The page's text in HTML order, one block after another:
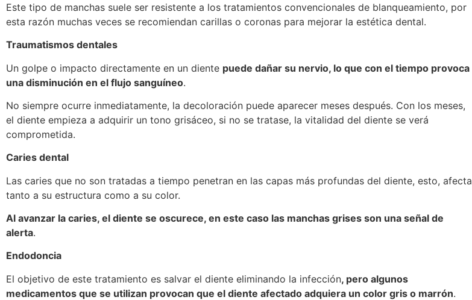
Este tipo de manchas suele ser resistente a los tratamientos convencionales de blanqueamiento, por
esta razón muchas veces se recomiendan carillas o coronas para mejorar la estética dental.
Traumatismos dentales
Un golpe o impacto directamente en un diente puede dañar su nervio, lo que con el tiempo provoca
una disminución en el flujo sanguíneo.
No siempre ocurre inmediatamente, la decoloración puede aparecer meses después. Con los meses,
el diente empieza a adquirir un tono grisáceo, si no se tratase, la vitalidad del diente se verá
comprometida.
Caries dental
Las caries que no son tratadas a tiempo penetran en las capas más profundas del diente, esto, afecta
tanto a su estructura como a su color.
Al avanzar la caries, el diente se oscurece, en este caso las manchas grises son una señal de
alerta.
Endodoncia
El objetivo de este tratamiento es salvar el diente eliminando la infección, pero algunos
medicamentos que se utilizan provocan que el diente afectado adquiera un color gris o marrón.